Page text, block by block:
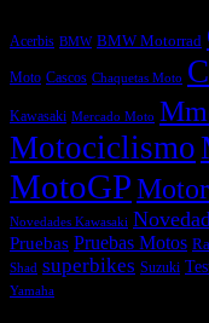
Acerbis BMW BMW Motorrad
Moto Cascos Chaquetas Moto
Kawasaki Mercado Moto
Motociclismo
MotoGP
Novedades Kawasaki
Pruebas Pruebas Motos
Shad superbikes Suzuki
Yamaha